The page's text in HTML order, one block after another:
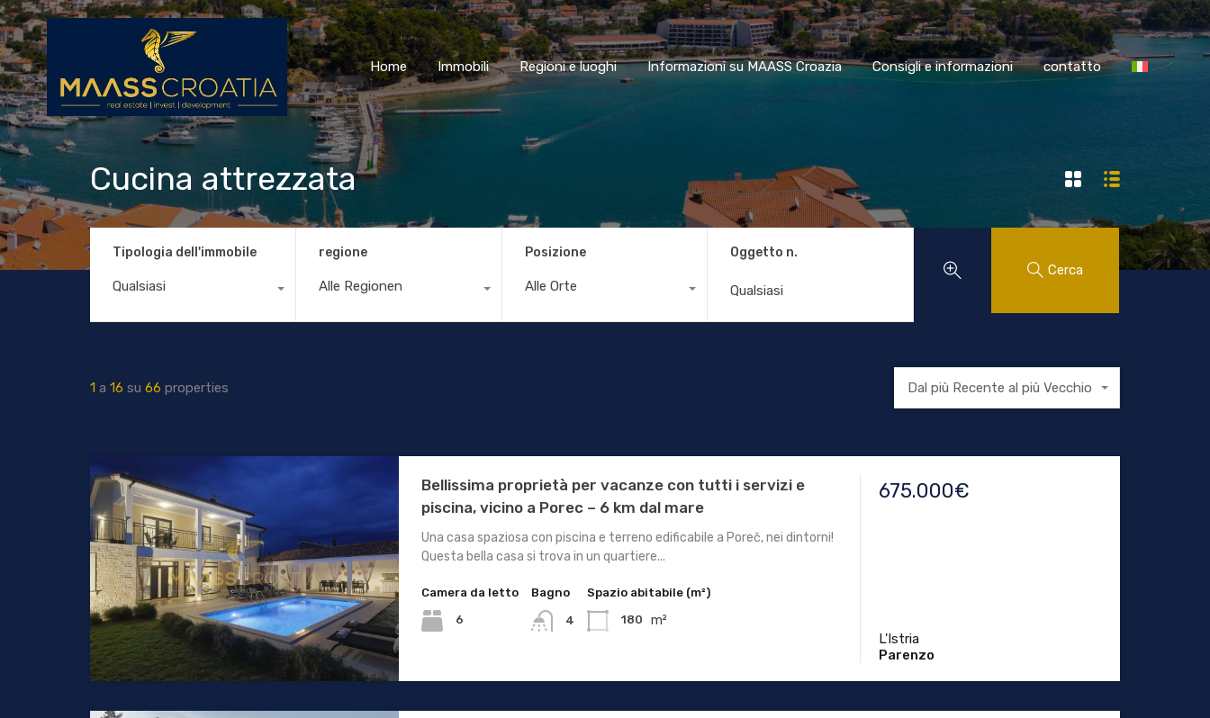
Home Immobili Regioni e luoghi Informazioni su MAASS Croazia Consigli e informazioni contatto
Home Immobili Regioni e luoghi Informazioni su MAASS Croazia Consigli e informazioni contatto
Cucina attrezzata
Tipologia dell'immobile
Qualsiasi
regione
Alle Regionen
Posizione
Alle Orte
Oggetto n.
Cerca
1 a 16 su 66 properties Dal più Recente al più Vecchio
Bellissima proprietà per vacanze con tutti i servizi e
piscina, vicino a Porec – 6 km dal mare
Una casa spaziosa con piscina e terreno edificabile a Poreč, nei dintorni!
Questa bella casa si trova in un quartiere...
Camera da letto
6
Bagno
4
Spazio abitabile (m²)
180 m²
675.000€
L'Istria
Parenzo